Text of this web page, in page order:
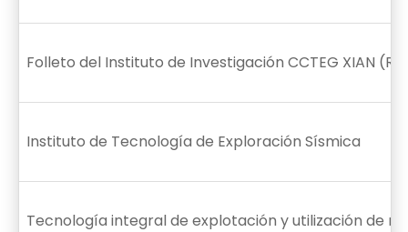
Folleto del Instituto de Investigación CCTEG XIAN
Instituto de Tecnología de Exploración Sísmica
Tecnología integral de explotación y utilización de